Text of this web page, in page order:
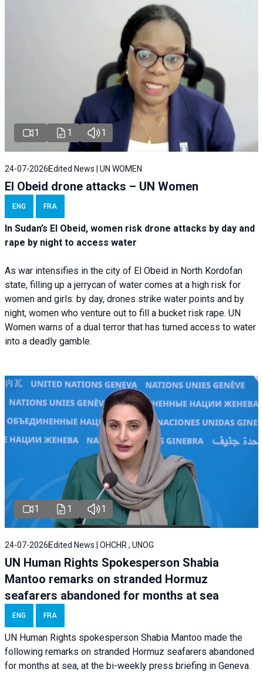
1 1 1
24-07-2026Edited News | UN WOMEN
El Obeid drone attacks – UN Women
ENG FRA
In Sudan’s El Obeid, women risk drone attacks by day and
rape by night to access water
As war intensifies in the city of El Obeid in North Kordofan
state, filling up a jerrycan of water comes at a high risk for
women and girls: by day, drones strike water points and by
night, women who venture out to fill a bucket risk rape. UN
Women warns of a dual terror that has turned access to water
into a deadly gamble.
1 1 1
24-07-2026 Edited News | OHCHR , UNOG
UN Human Rights Spokesperson Shabia
Mantoo remarks on stranded Hormuz
seafarers abandoned for months at sea
ENG FRA
UN Human Rights spokesperson Shabia Mantoo made the
following remarks on stranded Hormuz seafarers abandoned
for months at sea, at the bi-weekly press briefing in Geneva.